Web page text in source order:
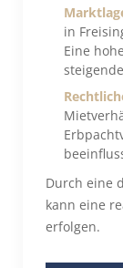
in
Eine
Durch eine
kann eine
erfolgen.